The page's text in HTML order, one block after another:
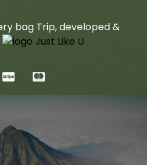
bag Trip, developed &